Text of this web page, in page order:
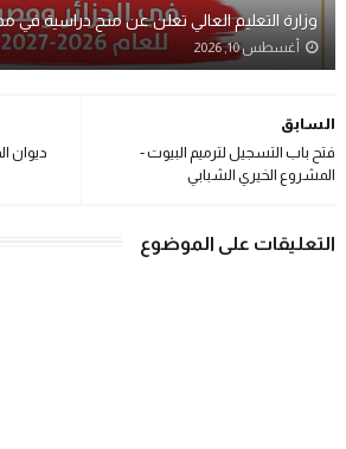
وزارة التعليم العالي تعلن عن منح دراسية في
أغسطس 10, 2026
ديوان
السابق
فتح باب التسجيل لترميم البيوت -
المشروع الخيري الشبابي
التعليقات على الموضوع